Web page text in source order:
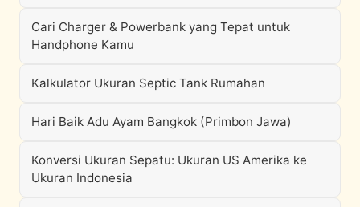
Cari Charger & Powerbank yang Tepat untuk
Handphone Kamu
Kalkulator Ukuran Septic Tank Rumahan
Hari Baik Adu Ayam Bangkok (Primbon Jawa)
Konversi Ukuran Sepatu: Ukuran US Amerika ke
Ukuran Indonesia